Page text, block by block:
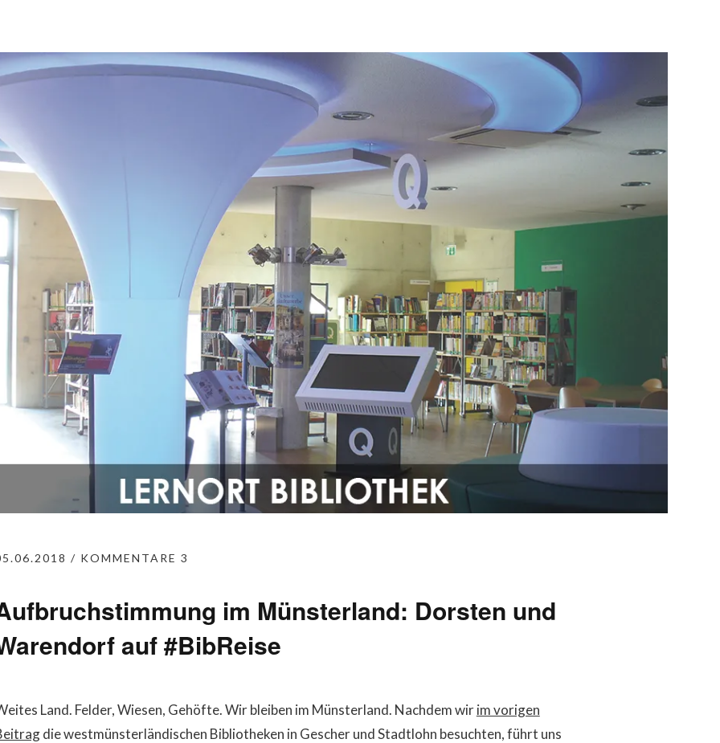
KOMMENTARE 3
im Münsterland: Dorsten und
auf #BibReise
Land. Felder, Wiesen, Gehöfte. Wir bleiben im Münsterland. Nachdem wirim vorigen
die westmünsterländischen Bibliotheken in Gescher und Stadtlohn besuchten, führt uns